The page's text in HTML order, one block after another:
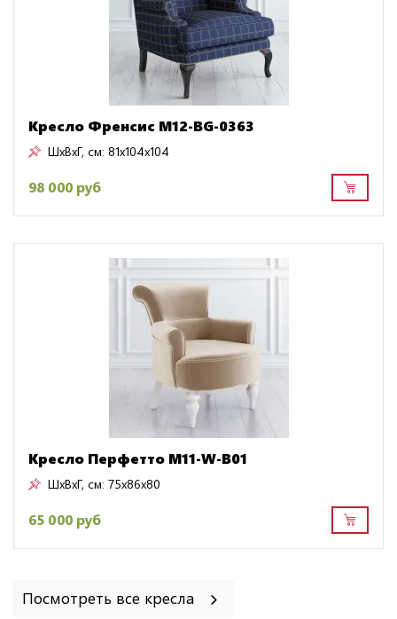
Кресло Френсис M12-BG-0363
ШxВxГ, см: 81x104x104
98 000 руб
Кресло Перфетто M11-W-B01
ШxВxГ, см: 75x86x80
65 000 руб
Посмотреть все кресла